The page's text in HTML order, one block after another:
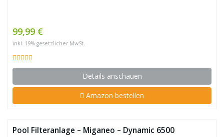
99,99 €
inkl. 19% gesetzlicher MwSt.
Details anschauen
Amazon bestellen
Pool Filteranlage – Miganeo – Dynamic 6500